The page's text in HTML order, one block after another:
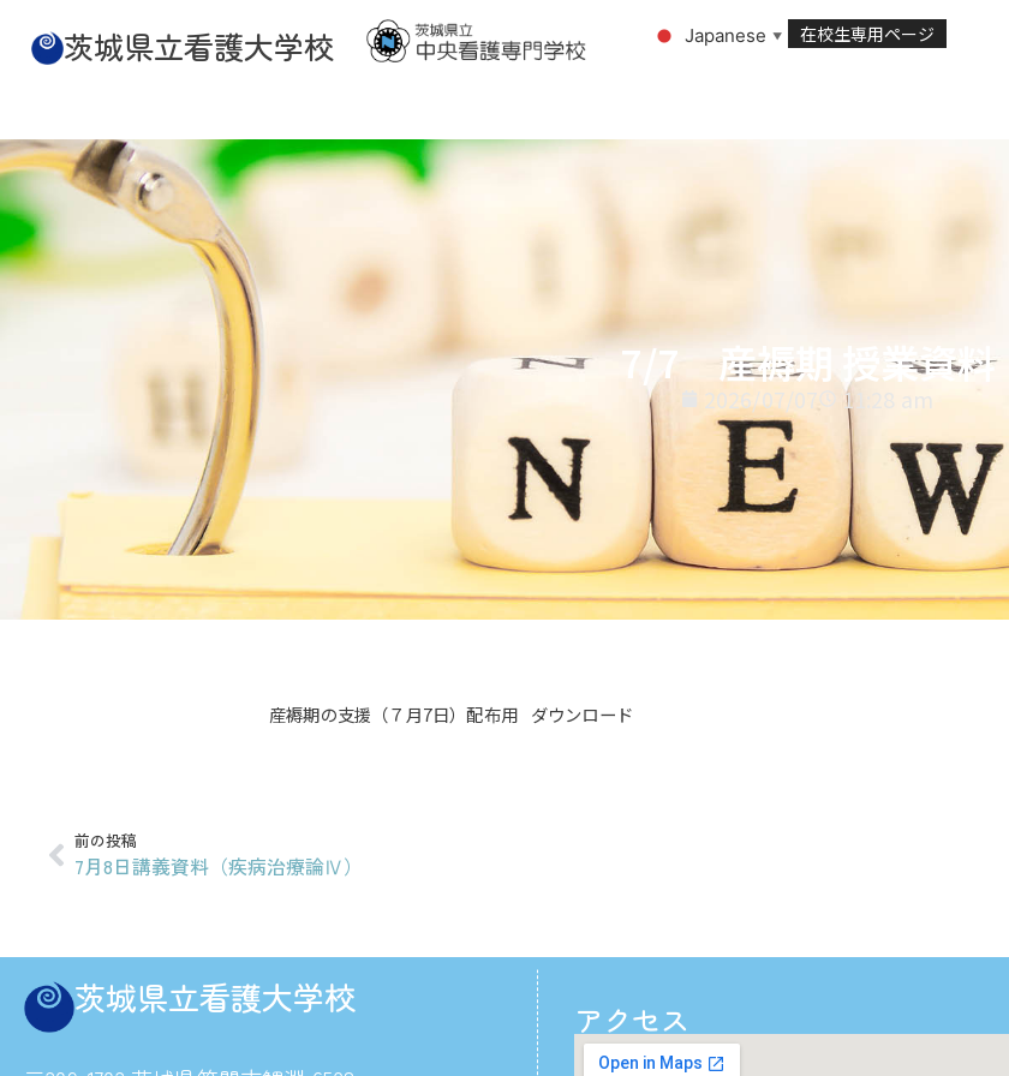
茨城県立看護大学校 Japanese ▼ 在校生専用ページ
7/7 産褥期 授業資料
2026/07/07 11:28 am
産褥期の支援（７月7日）配布用 ダウンロード
前の投稿
7月8日講義資料（疾病治療論Ⅳ）
茨城県立看護大学校
アクセス